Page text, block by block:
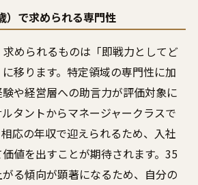
）で求められる専門性
められるものは「即戦力としてど
移ります。特定領域の専門性に加
や経営層への助言力が評価対象に
タントからマネージャークラスで
応の年収で迎えられるため、入社
値を出すことが期待されます。35
る傾向が顕著になるため、自分の